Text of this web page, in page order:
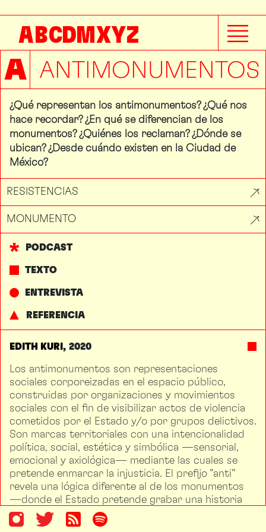
ABCDMXYZ
A ANTIMONUMENTOS
¿Qué representan los antimonumentos? ¿Qué nos
hace recordar? ¿En qué se diferencian de los
monumentos? ¿Quiénes los reclaman? ¿Dónde se
ubican? ¿Desde cuándo existen en la Ciudad de
México?
PODCAST
TEXTO
ENTREVISTA
REFERENCIA
RESISTENCIAS
MONUMENTO
EDITH KURI 2020
Los antimonumentos son representaciones
sociales corporeizadas en el espacio público,
construidas por organizaciones y movimientos
sociales con el fin de visibilizar actos de violencia
cometidos por el Estado y/o por grupos delictivos.
Son marcas territoriales con una intencionalidad
política, social, estética y simbólica —sensorial,
emocional y axiológica— mediante las cuales se
pretende enmarcar la injusticia. El prefijo "anti"
revela una lógica diferente al de los monumentos
—donde el Estado pretende grabar una historia
oficial, de bronce, cerrando otras posibles
interpretaciones sobre el pasado—.